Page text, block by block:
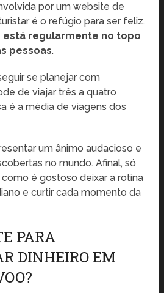
por um website de
é o refúgio para ser feliz.
está regularmente no topo
pessoas.
se planejar com
de viajar três a quatro
é a média de viagens dos
um ânimo audacioso e
no mundo. Afinal, só
é gostoso deixar a rotina
e curtir cada momento da
PARA
DINHEIRO EM